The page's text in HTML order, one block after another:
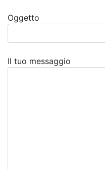
Oggetto
Il tuo messaggio